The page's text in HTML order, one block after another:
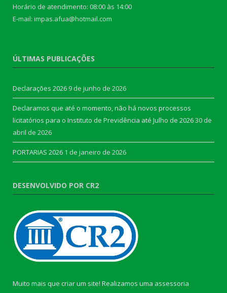
Horário de atendimento: 08:00 às 14:00
E-mail: impas.afua@hotmail.com
ÚLTIMAS PUBLICAÇÕES
Declarações 2026 9 de junho de 2026
Declaramos que até o momento, não há novos processos
licitatórios para o Instituto de Previdência até Julho de 202630 de
abril de 2026
PORTARIAS 2026 1 de janeiro de 2026
DESENVOLVIDO POR CR2
Muito mais que criar um site! Realizamos uma assessoria